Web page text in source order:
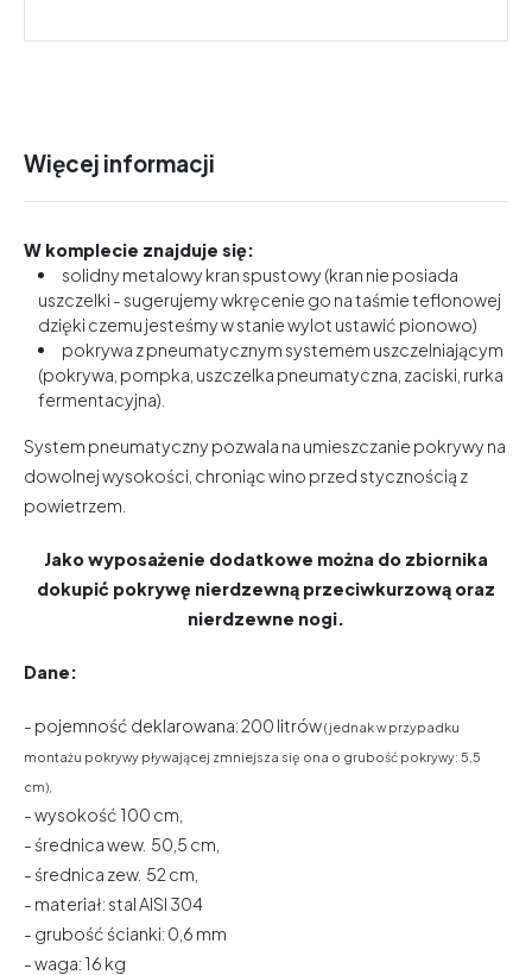
Więcej informacji
W komplecie znajduje się:
solidny metalowy kran spustowy (kran nie posiada
uszczelki - sugerujemy wkręcenie go na taśmie teflonowej
dzięki czemu jesteśmy w stanie wylot ustawić pionowo)
pokrywa z pneumatycznym systemem uszczelniającym
(pokrywa, pompka, uszczelka pneumatyczna, zaciski, rurka
fermentacyjna).
System pneumatyczny pozwala na umieszczanie pokrywy na
dowolnej wysokości, chroniąc wino przed stycznością z
powietrzem.
Jako wyposażenie dodatkowe można do zbiornika
dokupić pokrywę nierdzewną przeciwkurzową oraz
nierdzewne nogi.
Dane:
- pojemność deklarowana: 200 litrów(jednak w przypadku
montażu pokrywy pływającej zmniejsza się ona o grubość pokrywy: 5,5
cm),
- wysokość 100 cm,
- średnica wew. 50,5 cm,
- średnica zew. 52 cm,
- materiał: stal AISI 304
- grubość ścianki: 0,6 mm
- waga: 16 kg